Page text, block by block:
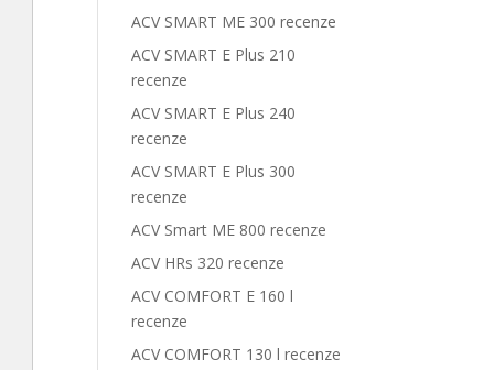
ACV SMART ME 300 recenze
ACV SMART E Plus 210
recenze
ACV SMART E Plus 240
recenze
ACV SMART E Plus 300
recenze
ACV Smart ME 800 recenze
ACV HRs 320 recenze
ACV COMFORT E 160 l
recenze
ACV COMFORT 130 l recenze